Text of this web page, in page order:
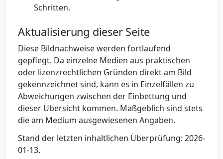
Schritten.
Aktualisierung dieser Seite
Diese Bildnachweise werden fortlaufend
gepflegt. Da einzelne Medien aus praktischen
oder lizenzrechtlichen Gründen direkt am Bild
gekennzeichnet sind, kann es in Einzelfällen zu
Abweichungen zwischen der Einbettung und
dieser Übersicht kommen. Maßgeblich sind stets
die am Medium ausgewiesenen Angaben.
Stand der letzten inhaltlichen Überprüfung: 2026-
01-13.